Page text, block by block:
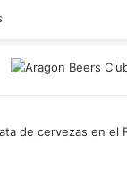
de cervezas en el